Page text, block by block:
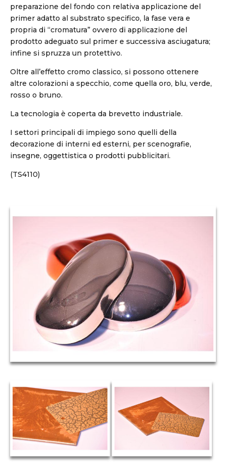
preparazione del fondo con relativa applicazione del
primer adatto al substrato specifico, la fase vera e
propria di “cromatura” ovvero di applicazione del
prodotto adeguato sul primer e successiva asciugatura;
infine si spruzza un protettivo.
Oltre all’effetto cromo classico, si possono ottenere
altre colorazioni a specchio, come quella oro, blu, verde,
rosso o bruno.
La tecnologia è coperta da brevetto industriale.
I settori principali di impiego sono quelli della
decorazione di interni ed esterni, per scenografie,
insegne, oggettistica o prodotti pubblicitari.
(TS4110)